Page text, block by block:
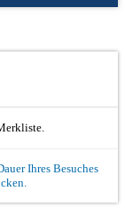
Ihres Besuches